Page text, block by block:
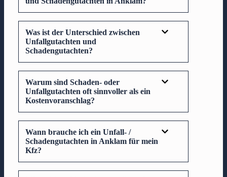
Was ist der Unterschied zwischen
Unfallgutachten und
Schadengutachten?
Warum sind Schaden- oder
Unfallgutachten oft sinnvoller als ein
Kostenvoranschlag?
Wann brauche ich ein Unfall- /
Schadengutachten in Anklam für mein
Kfz?